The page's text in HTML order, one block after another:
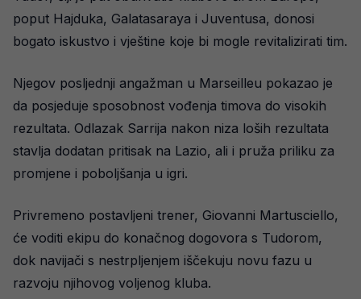
poput Hajduka, Galatasaraya i Juventusa, donosi
bogato iskustvo i vještine koje bi mogle revitalizirati tim.
Njegov posljednji angažman u Marseilleu pokazao je
da posjeduje sposobnost vođenja timova do visokih
rezultata. Odlazak Sarrija nakon niza loših rezultata
stavlja dodatan pritisak na Lazio, ali i pruža priliku za
promjene i poboljšanja u igri.
Privremeno postavljeni trener, Giovanni Martusciello,
će voditi ekipu do konačnog dogovora s Tudorom,
dok navijači s nestrpljenjem iščekuju novu fazu u
razvoju njihovog voljenog kluba.